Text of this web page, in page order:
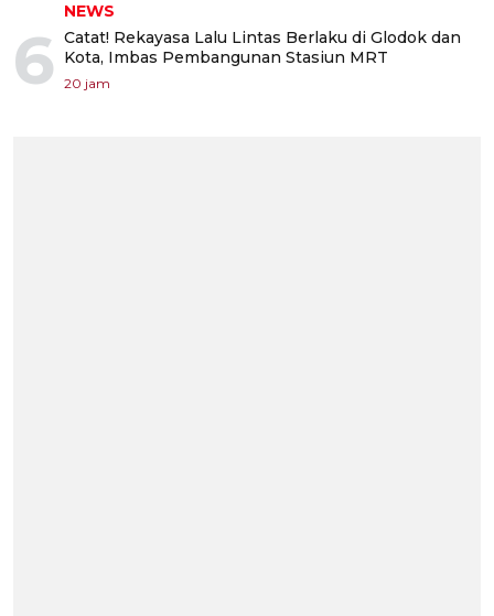
6
NEWS
Catat! Rekayasa Lalu Lintas Berlaku di Glodok dan
Kota, Imbas Pembangunan Stasiun MRT
20 jam